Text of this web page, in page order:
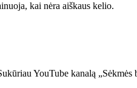
kai nėra aiškaus kelio.
YouTube kanalą